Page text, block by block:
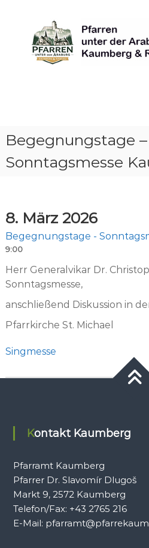
content
unter
derAraburg
Kaumberg
Begegnungstage –
Sonntagsmesse
8. März 2026
Begegnungstage -
9:00
Herr Generalvikar Dr.
Sonntagsmesse,
anschließend Diskussion in
Pfarrkirche St. Michael
Singmesse
Kontakt Kaumberg
Pfarramt Kaumberg
Pfarrer Dr. Slavomír Dlugoš
Markt 9, 2572 Kaumberg
Telefon/Fax: +43 2765 216
E-Mail: